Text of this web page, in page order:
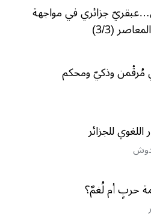
جزائري في مواجهة
(3/3)
وذكيّ ومحكم
للجزائر
حربٍ أم لُغمٌ؟